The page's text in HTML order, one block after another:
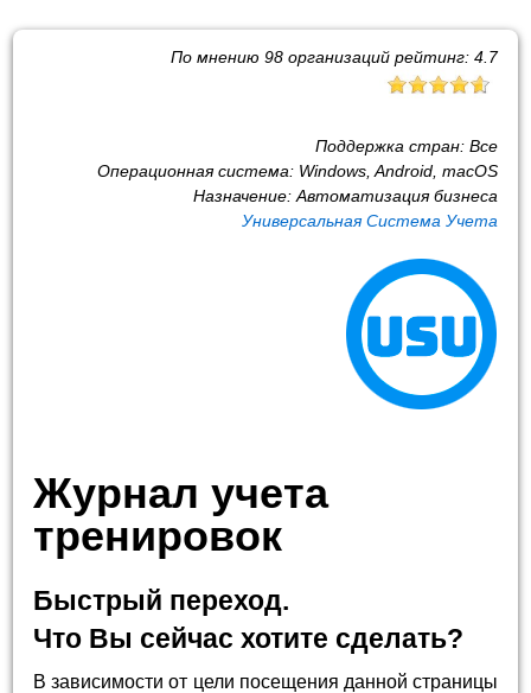
По мнению 98организаций рейтинг: 4.7
Поддержка стран: Все
Операционная система: Windows, Android, macOS
Назначение: Автоматизация бизнеса
Универсальная Система Учета
Журнал учета
тренировок
Быстрый переход.
Что Вы сейчас хотите сделать?
В зависимости от цели посещения данной страницы